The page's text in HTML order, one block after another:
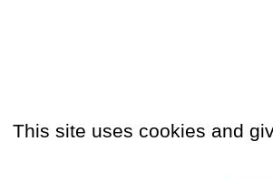
vos abonnements, soit en
situé dans le hall
Service est ouvert du lundi au
vous donne accès à
à une chaîne
This site uses cookies and